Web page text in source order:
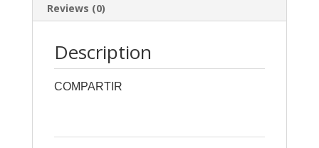
Reviews (0)
Description
COMPARTIR